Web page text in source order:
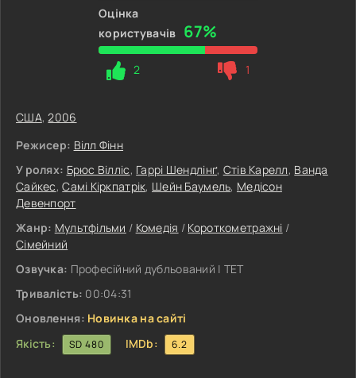
Оцінка
користувачів 67%
2 1
США,2006
Режисер: Вілл Фінн
У ролях: Брюс Вілліс, Гаррі Шендлінґ, Стів Карелл, Ванда
Сайкес,Самі Кіркпатрік, Шейн Баумель, Медісон
Девенпорт
Жанр: Мультфільми / Комедія / Короткометражні /
Сімейний
Озвучка: Професійний дубльований | ТЕТ
Тривалість: 00:04:31
Оновлення: Новинка на сайті
Якість:
SD 480 IMDb: 6.2